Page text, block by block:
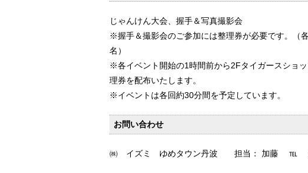
じゃんけん大会、握手＆写真撮影会
※握手＆撮影会のご参加には整理券が必要です。（
名）
※各イベント開始の1時間前から2Fタイガースショ
理券を配布いたします。
※イベントは各回約30分間を予定しています。
お問い合わせ
㈱ イズミ ゆめタウン丹波 担当： 加藤 ℡